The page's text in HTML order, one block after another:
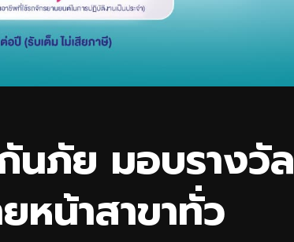
นภัย มอบรางวัล
หน้าสาขาทั่ว